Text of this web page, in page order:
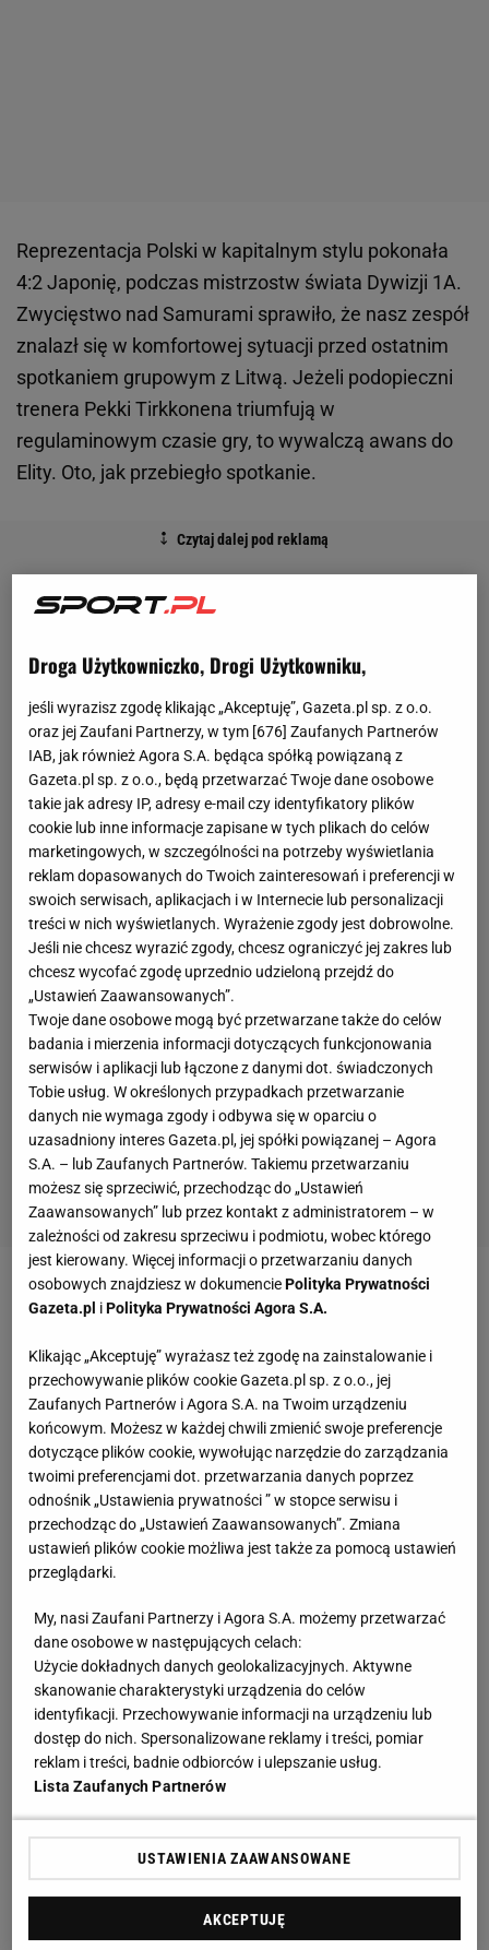
Reprezentacja Polski w kapitalnym stylu pokonała
4:2 Japonię, podczas mistrzostw świata Dywizji 1A.
Zwycięstwo nad Samurami sprawiło, że nasz zespół
znalazł się w komfortowej sytuacji przed ostatnim
spotkaniem grupowym z Litwą. Jeżeli podopieczni
trenera Pekki Tirkkonena triumfują w
regulaminowym czasie gry, to wywalczą awans do
Elity. Oto, jak przebiegło spotkanie.
Zobacz wideoPo wygranej z ZSRR "Przegląd" ukazał
Biało-czerwoni przegrywali po pierwszej tercji.
Elita zaczęła uciekać
Polacy ruszyli na rywali od początku spotkania. W 3.
minucie groźne uderzenie Bartosza Ciury
obronił Faustas Nauseda. Biało-czerwoni próbowali
kreować sytuację, ale brakowało celnych strzałów.
W 9. minucie na dwuminutową karę zszedł Mateusz
Bryk, a grę w przewadze wykorzystali rywale
naszego zespołu. Celnie z dystansu uderzył Paulius
Gintautas, dzięki czemu w Sosnowcu na
jednobramkowe prowadzenie wyszli przeciwnicy.
Polacy potrzebowali dwóch bramek, aby mogły
powrócić marzenia o Elicie. Nasi zawodnicy uderzali
jednak niecelnie, bądź tak, jakPatryk Wronkaw 14.
minucie, kiedy byli skutecznie zatrzymywani przez
Nausedę. Bardzo groźnie pod bramką Litwinów
zrobiło się w 18. minucie, ale bramkarz rywali
Droga Użytkowniczko, Drogi Użytkowniku,
jeśli wyrazisz zgodę klikając „Akceptuję”, Gazeta.pl sp. z o.o.
oraz jej Zaufani Partnerzy, w tym [676] Zaufanych Partnerów
IAB, jak również Agora S.A. będąca spółką powiązaną z
Gazeta.pl sp. z o.o., będą przetwarzać Twoje dane osobowe
takie jak adresy IP, adresy e-mail czy identyfikatory plików
cookie lub inne informacje zapisane w tych plikach do celów
marketingowych, w szczególności na potrzeby wyświetlania
reklam dopasowanych do Twoich zainteresowań i preferencji w
swoich serwisach, aplikacjach i w Internecie lub personalizacji
treści w nich wyświetlanych. Wyrażenie zgody jest dobrowolne.
Jeśli nie chcesz wyrazić zgody, chcesz ograniczyć jej zakres lub
chcesz wycofać zgodę uprzednio udzieloną przejdź do
„Ustawień Zaawansowanych”.
Twoje dane osobowe mogą być przetwarzane także do celów
badania i mierzenia informacji dotyczących funkcjonowania
serwisów i aplikacji lub łączone z danymi dot. świadczonych
Tobie usług. W określonych przypadkach przetwarzanie
danych nie wymaga zgody i odbywa się w oparciu o
uzasadniony interes Gazeta.pl, jej spółki powiązanej – Agora
S.A. – lub Zaufanych Partnerów. Takiemu przetwarzaniu
możesz się sprzeciwić, przechodząc do „Ustawień
Zaawansowanych” lub przez kontakt z administratorem – w
zależności od zakresu sprzeciwu i podmiotu, wobec którego
jest kierowany. Więcej informacji o przetwarzaniu danych
osobowych znajdziesz w dokumenciePolityka Prywatności
Gazeta.pl iPolityka Prywatności Agora S.A.
Klikając „Akceptuję” wyrażasz też zgodę na zainstalowanie i
przechowywanie plików cookie Gazeta.pl sp. z o.o., jej
Zaufanych Partnerów i Agora S.A. na Twoim urządzeniu
końcowym. Możesz w każdej chwili zmienić swoje preferencje
dotyczące plików cookie, wywołując narzędzie do zarządzania
twoimi preferencjami dot. przetwarzania danych poprzez
odnośnik „Ustawienia prywatności ” w stopce serwisu i
przechodząc do „Ustawień Zaawansowanych”. Zmiana
ustawień plików cookie możliwa jest także za pomocą ustawień
przeglądarki.
My, nasi Zaufani Partnerzy i Agora S.A. możemy przetwarzać
dane osobowe w następujących celach:
Użycie dokładnych danych geolokalizacyjnych. Aktywne
skanowanie charakterystyki urządzenia do celów
identyfikacji. Przechowywanie informacji na urządzeniu lub
dostęp do nich. Spersonalizowane reklamy i treści, pomiar
reklam i treści, badnie odbiorców i ulepszanie usług.
Lista Zaufanych Partnerów
USTAWIENIA ZAAWANSOWANE
AKCEPTUJĘ